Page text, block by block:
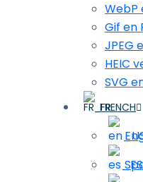
WebP
Gif en
JPEG
HEIC
SVG
FRENCH